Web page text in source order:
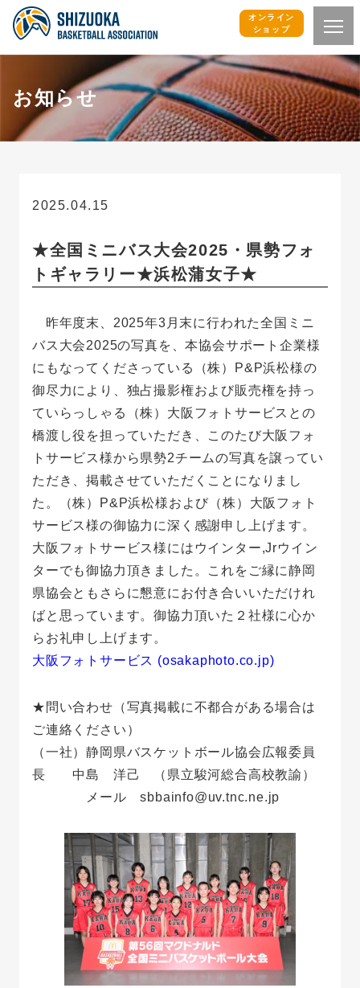
オンライン
ショップ
お知らせ
2025.04.15
★全国ミニバス大会2025・県勢フォ
トギャラリー★浜松蒲女子★
昨年度末、2025年3月末に行われた全国ミニ
バス大会2025の写真を、本協会サポート企業様
にもなってくださっている（株）P&P浜松様の
御尽力により、独占撮影権および販売権を持っ
ていらっしゃる（株）大阪フォトサービスとの
橋渡し役を担っていただき、このたび大阪フォ
トサービス様から県勢2チームの写真を譲ってい
ただき、掲載させていただくことになりまし
た。（株）P&P浜松様および（株）大阪フォト
サービス様の御協力に深く感謝申し上げます。
大阪フォトサービス様にはウインター,Jrウイン
ターでも御協力頂きました。これをご縁に静岡
県協会ともさらに懇意にお付き合いいただけれ
ばと思っています。御協力頂いた２社様に心か
らお礼申し上げます。
大阪フォトサービス (osakaphoto.co.jp)
★問い合わせ（写真掲載に不都合がある場合は
ご連絡ください）
（一社）静岡県バスケットボール協会広報委員
長 中島 洋己 （県立駿河総合高校教諭）
メール sbbainfo@uv.tnc.ne.jp